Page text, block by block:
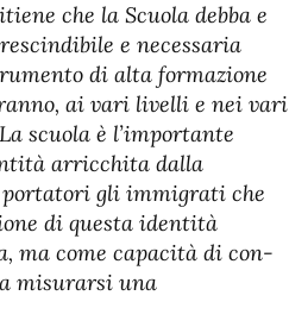
che la Scuola debba e
e necessaria
di alta formazione
ai vari livelli e nei vari
scuola è l’importante
arricchita dalla
portatori gli immigrati che
di questa identità
ma come capacità di con-
misurarsi una